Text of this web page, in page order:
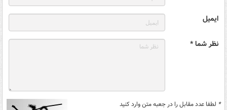
ایمیل
نظر شما *
* لطفا عدد مقابل را در جعبه متن وارد کنید